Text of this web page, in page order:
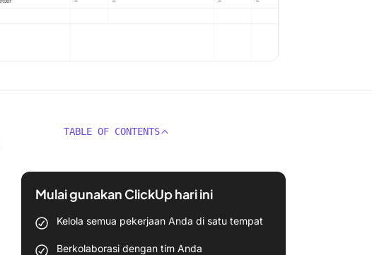
TABLE OF CONTENTS
Mulai gunakan ClickUp hari ini
Kelola semua pekerjaan Anda di satu tempat
Berkolaborasi dengan tim Anda